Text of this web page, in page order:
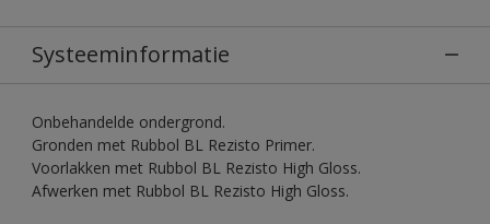
Systeeminformatie
Onbehandelde ondergrond.
Gronden met Rubbol BL Rezisto Primer.
Voorlakken met Rubbol BL Rezisto High Gloss.
Afwerken met Rubbol BL Rezisto High Gloss.